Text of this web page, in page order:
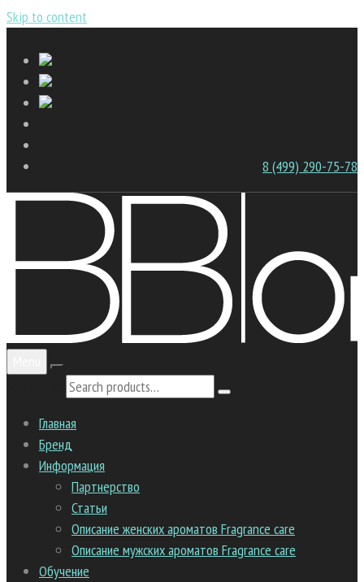
Skip to content
8 (499) 290-75-78
Главная
Бренд
Информация
Партнерство
Статьи
Описание женских ароматов Fragrance care
Описание мужских ароматов Fragrance care
Обучение